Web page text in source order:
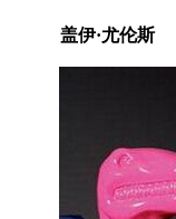
盖伊·尤伦斯